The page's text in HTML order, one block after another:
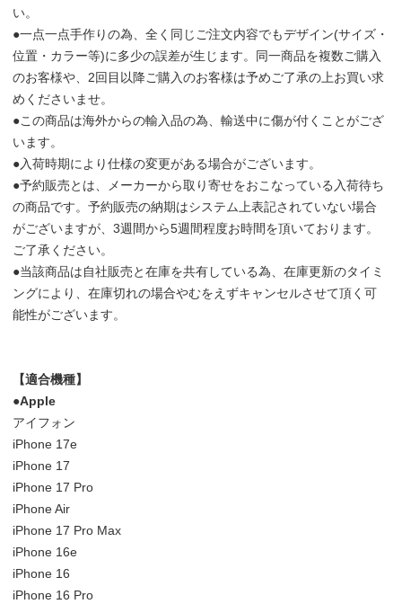
い。
●一点一点手作りの為、全く同じご注文内容でもデザイン(サイズ・
位置・カラー等)に多少の誤差が生じます。同一商品を複数ご購入
のお客様や、2回目以降ご購入のお客様は予めご了承の上お買い求
めくださいませ。
●この商品は海外からの輸入品の為、輸送中に傷が付くことがござ
います。
●入荷時期により仕様の変更がある場合がございます。
●予約販売とは、メーカーから取り寄せをおこなっている入荷待ち
の商品です。予約販売の納期はシステム上表記されていない場合
がございますが、3週間から5週間程度お時間を頂いております。
ご了承ください。
●当該商品は自社販売と在庫を共有している為、在庫更新のタイミ
ングにより、在庫切れの場合やむをえずキャンセルさせて頂く可
能性がございます。
【適合機種】
●Apple
アイフォン
iPhone 17e
iPhone 17
iPhone 17 Pro
iPhone Air
iPhone 17 Pro Max
iPhone 16e
iPhone 16
iPhone 16 Pro